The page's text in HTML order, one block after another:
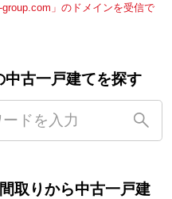
group.com」のドメインを受信で
古一戸建てを探す
取りから中古一戸建